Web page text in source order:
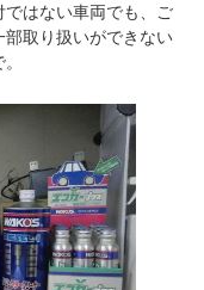
はない車両でも、ご
取り扱いができない